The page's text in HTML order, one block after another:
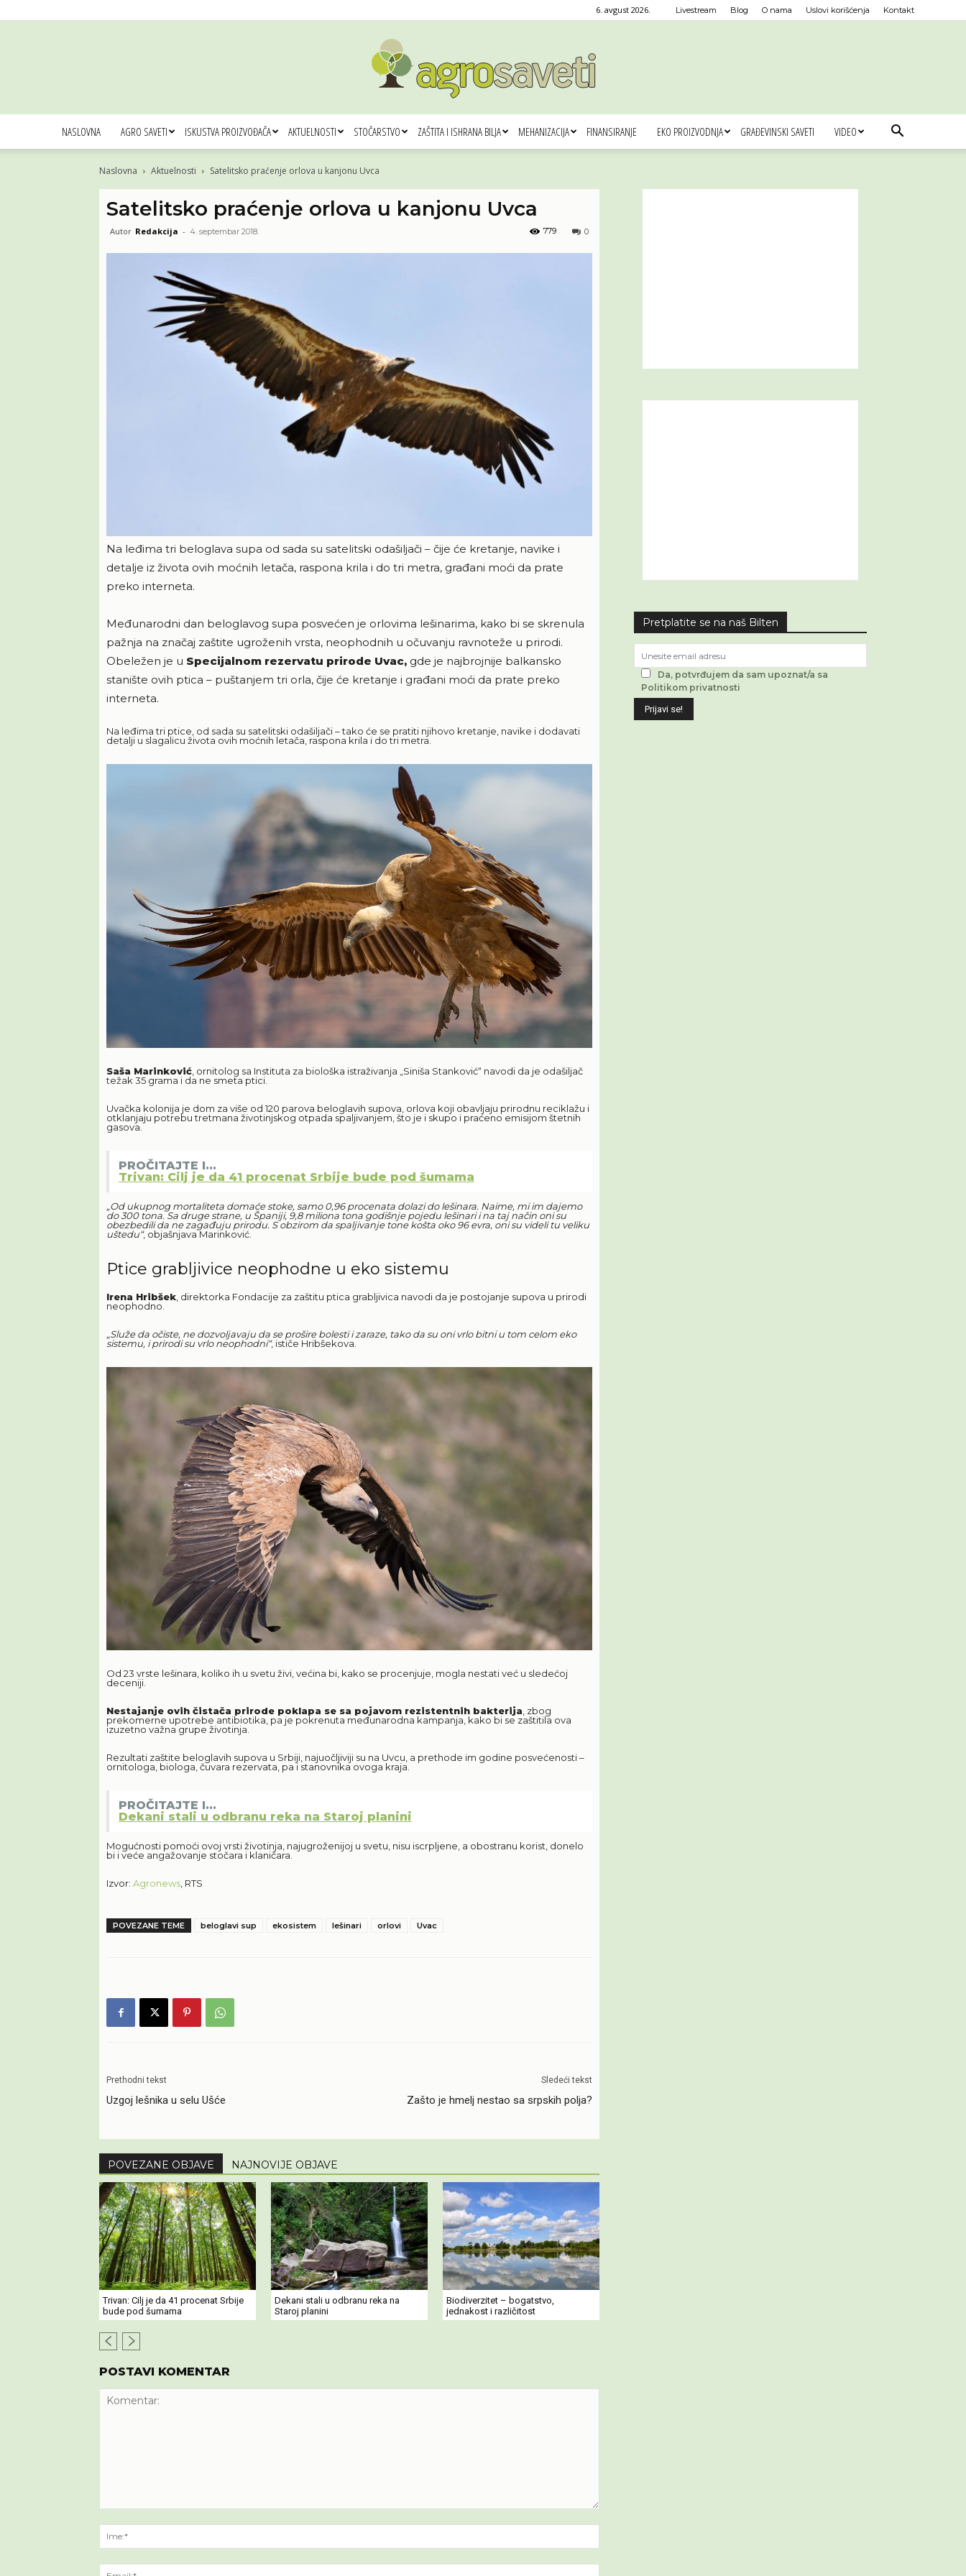
6. avgust 2026. Livestream Blog O nama Uslovi korišćenja Kontakt
Agro
NASLOVNA AGRO SAVETI ISKUSTVA PROIZVOĐAČA AKTUELNOSTI STOČARSTVO ZAŠTITA I ISHRANA BILJA MEHANIZACIJA FINANSIRANJE EKO PROIZVODNJA GRAĐEVINSKI SAVETI VIDEO
Naslovna Aktuelnosti Satelitsko praćenje orlova u kanjonu Uvca
Satelitsko praćenje orlova u kanjonu Uvca
Autor Redakcija - 4. septembar 2018. 0
779
Na leđima tri beloglava supa od sada su satelitski odašiljači – čije će kretanje, navike i
detalje iz života ovih moćnih letača, raspona krila i do tri metra, građani moći da prate
preko interneta.
Međunarodni dan beloglavog supa posvećen je orlovima lešinarima, kako bi se skrenula
pažnja na značaj zaštite ugroženih vrsta, neophodnih u očuvanju ravnoteže u prirodi.
Obeležen je u Specijalnom rezervatu prirode Uvac, gde je najbrojnije balkansko
stanište ovih ptica – puštanjem tri orla, čije će kretanje i građani moći da prate preko
interneta.
Na leđima tri ptice, od sada su satelitski odašiljači – tako će se pratiti njihovo kretanje, navike i dodavati
detalji u slagalicu života ovih moćnih letača, raspona krila i do tri metra.
Saša Marinković , ornitolog sa Instituta za biološka istraživanja „Siniša Stanković“ navodi da je odašiljač
težak 35 grama i da ne smeta ptici.
Uvačka kolonija je dom za više od 120 parova beloglavih supova, orlova koji obavljaju prirodnu reciklažu i
otklanjaju potrebu tretmana životinjskog otpada spaljivanjem, što je i skupo i praćeno emisijom štetnih
gasova.
PROČITAJTE I...
Trivan: Cilj je da 41 procenat Srbije bude pod šumama
„Od ukupnog mortaliteta domaće stoke, samo 0,96 procenata dolazi do lešinara. Naime, mi im dajemo
do 300 tona. Sa druge strane, u Španiji, 9,8 miliona tona godišnje pojedu lešinari i na taj način oni su
obezbedili da ne zagađuju prirodu. S obzirom da spaljivanje tone košta oko 96 evra, oni su videli tu veliku
uštedu“, objašnjava Marinković.
Ptice grabljivice neophodne u eko sistemu
Irena Hribšek , direktorka Fondacije za zaštitu ptica grabljivica navodi da je postojanje supova u prirodi
neophodno.
„Služe da očiste, ne dozvoljavaju da se prošire bolesti i zaraze, tako da su oni vrlo bitni u tom celom eko
sistemu, i prirodi su vrlo neophodni“, ističe Hribšekova.
Od 23 vrste lešinara, koliko ih u svetu živi, većina bi, kako se procenjuje, mogla nestati već u sledećoj
deceniji.
Nestajanje ovih čistača prirode poklapa se sa pojavom rezistentnih bakterija , zbog
prekomerne upotrebe antibiotika, pa je pokrenuta međunarodna kampanja, kako bi se zaštitila ova
izuzetno važna grupe životinja.
Rezultati zaštite beloglavih supova u Srbiji, najuočljiviji su na Uvcu, a prethode im godine posvećenosti –
ornitologa, biologa, čuvara rezervata, pa i stanovnika ovoga kraja.
PROČITAJTE I...
Dekani stali u odbranu reka na Staroj planini
Mogućnosti pomoći ovoj vrsti životinja, najugroženijoj u svetu, nisu iscrpljene, a obostranu korist, donelo
bi i veće angažovanje stočara i klaničara.
Izvor: Agronews , RTS
POVEZANE TEME beloglavi sup ekosistem lešinari orlovi Uvac
Prethodni tekst
Uzgoj lešnika u selu Ušće
Sledeći tekst
Zašto je hmelj nestao sa srpskih polja?
POVEZANE OBJAVE NAJNOVIJE OBJAVE
Trivan: Cilj je da 41 procenat Srbije
bude pod šumama
Dekani stali u odbranu reka na
Staroj planini
Biodiverzitet – bogatstvo,
jednakost i različitost
POSTAVI KOMENTAR
Pretplatite se na naš Bilten
Da, potvrđujem da sam upoznat/a sa
Politikom privatnosti